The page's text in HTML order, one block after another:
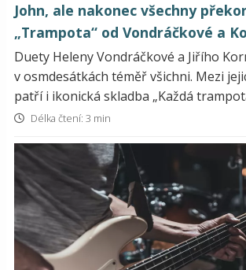
John, ale nakonec všechny
„Trampota“ od Vondráčkové a
Duety Heleny Vondráčkové a Jiřího
v osmdesátkách téměř všichni. Mezi
patří i ikonická skladba „Každá
Délka čtení: 3 min